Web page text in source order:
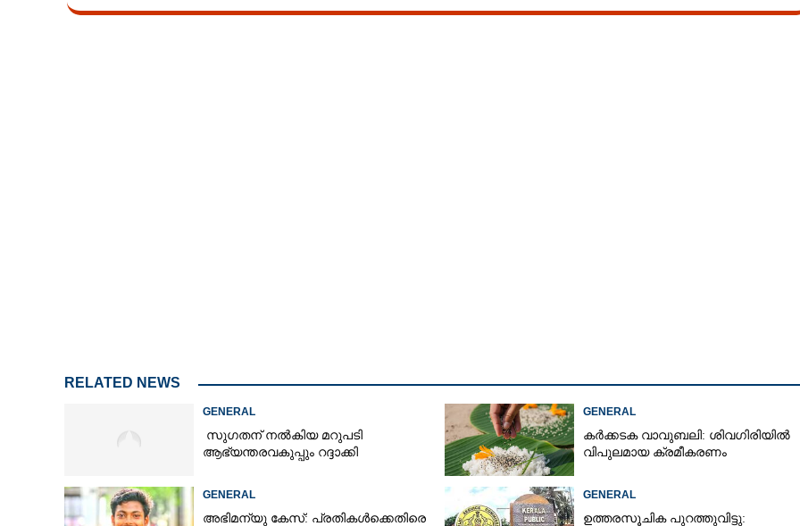
RELATED NEWS
GENERAL
സുഗതന് നൽകിയ മറുപടി
ആഭ്യന്തരവകുപ്പും റദ്ദാക്കി
GENERAL
കർക്കടക വാവുബലി: ശിവഗിരിയിൽ
വിപുലമായ ക്രമീകരണം
GENERAL
അഭിമന്യു കേസ്: പ്രതികൾക്കെതിരെ
GENERAL
ഉത്തരസൂചിക പുറത്തുവിട്ടു: